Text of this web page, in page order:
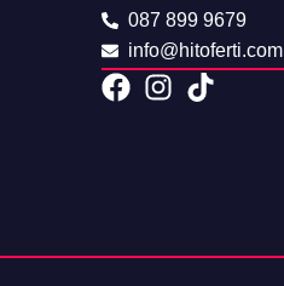
087 899 9679
info@hitoferti.com